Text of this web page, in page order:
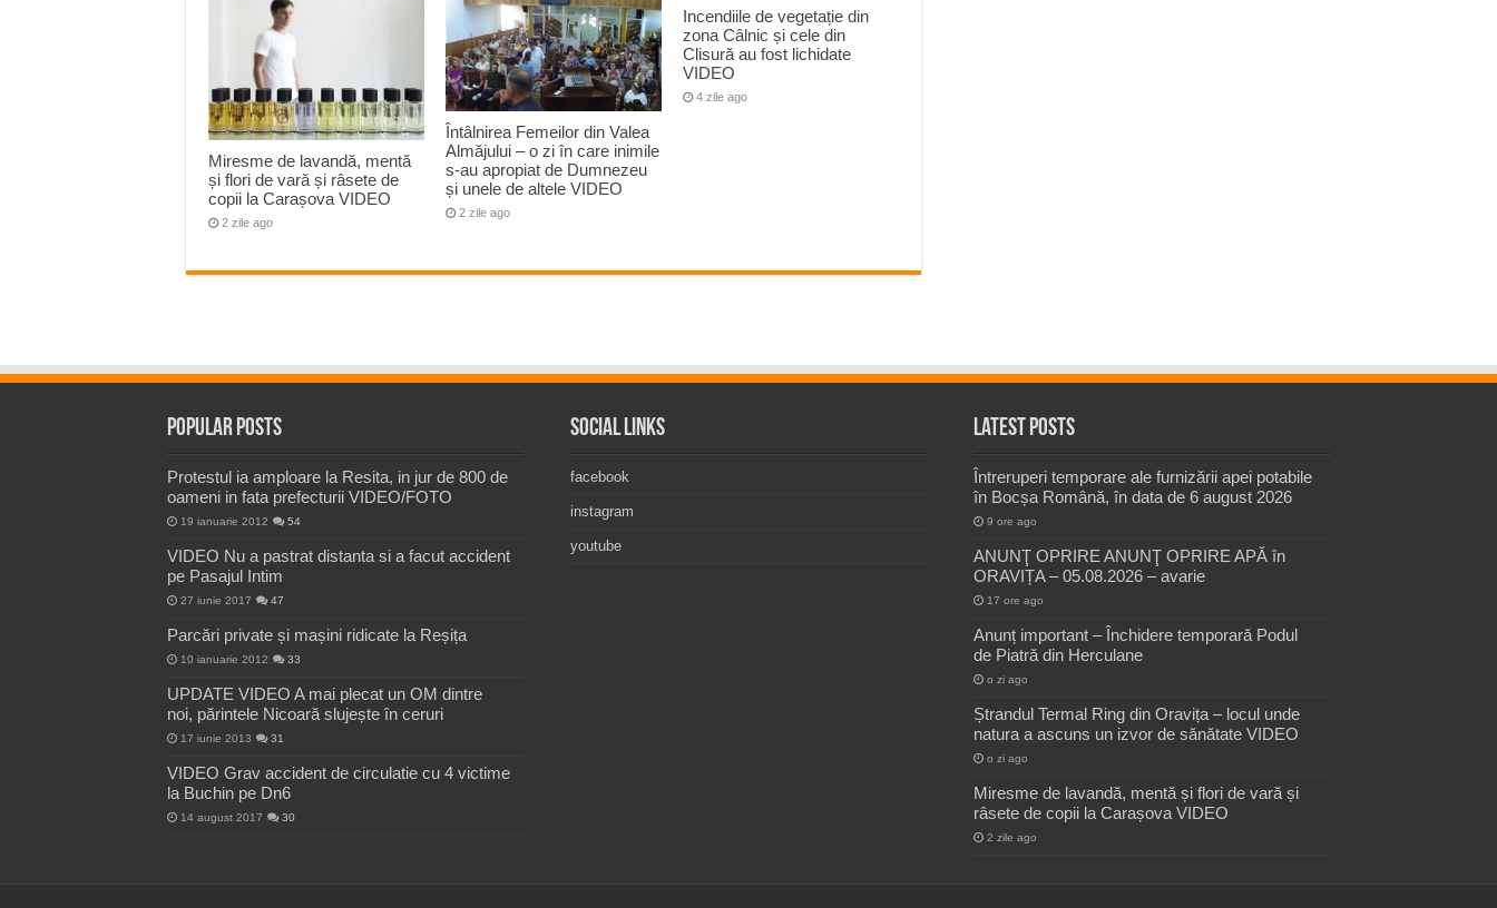
Miresme de lavandă, mentă
și flori de vară și râsete de
copii la Carașova VIDEO
2 zile ago
Întâlnirea Femeilor din Valea
Almăjului – o zi în care inimile
s-au apropiat de Dumnezeu
și unele de altele VIDEO
2 zile ago
Incendiile de vegetație din
zona Câlnic și cele din
Clisură au fost lichidate
VIDEO
4 zile ago
Popular Posts
Protestul ia amploare la Resita, in jur de 800 de
oameni in fata prefecturii VIDEO/FOTO
19 ianuarie 2012 54
VIDEO Nu a pastrat distanta si a facut accident
pe Pasajul Intim
27 iunie 2017 47
Parcări private și mașini ridicate la Reșița
10 ianuarie 2012 33
UPDATE VIDEO A mai plecat un OM dintre
noi, părintele Nicoară slujește în ceruri
17 iunie 2013 31
VIDEO Grav accident de circulatie cu 4 victime
la Buchin pe Dn6
14 august 2017 30
Social Links
facebook
instagram
youtube
Latest Posts
Întreruperi temporare ale furnizării apei potabile
în Bocșa Română, în data de 6 august 2026
9 ore ago
ANUNŢ OPRIRE ANUNŢ OPRIRE APĂ în
ORAVIȚA – 05.08.2026 – avarie
17 ore ago
Anunț important – Închidere temporară Podul
de Piatră din Herculane
o zi ago
Ștrandul Termal Ring din Oravița – locul unde
natura a ascuns un izvor de sănătate VIDEO
o zi ago
Miresme de lavandă, mentă și flori de vară și
râsete de copii la Carașova VIDEO
2 zile ago